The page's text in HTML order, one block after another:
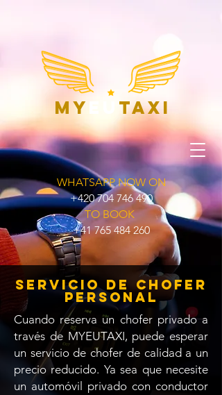
my taxi
WHATSAPP NOW ON
+420 704 746 490
TO BOOK
+41 765 484 260
Servicio de chofer
personal
Cuando reserva un chofer privado a
través de MYEUTAXI, puede esperar
un servicio de chofer de calidad a un
precio reducido. Ya sea que necesite
un automóvil privado con conductor